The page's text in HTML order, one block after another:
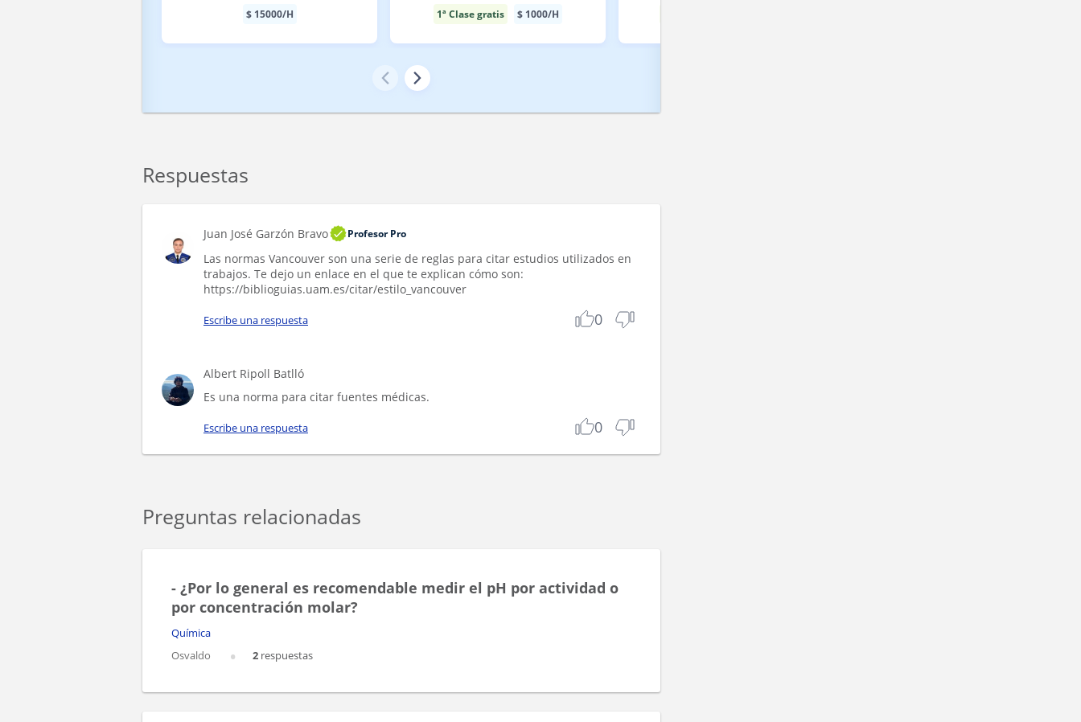
$ 15000/H 1ª Clase gratis $ 1000/H
Respuestas
Juan José Garzón Bravo Profesor Pro
Las normas Vancouver son una serie de reglas para citar estudios utilizados en
trabajos. Te dejo un enlace en el que te explican cómo son:
https://biblioguias.uam.es/citar/estilo_vancouver
Escribe una respuesta 0
Albert Ripoll Batlló
Es una norma para citar fuentes médicas.
Escribe una respuesta 0
Preguntas relacionadas
- ¿Por lo general es recomendable medir el pH por actividad o
por concentración molar?
Química
Osvaldo
2 respuestas